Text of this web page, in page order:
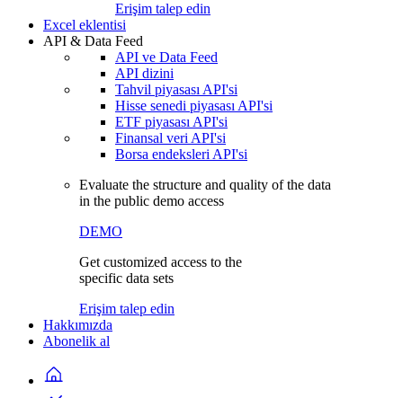
Erişim talep edin
Excel eklentisi
API & Data Feed
API ve Data Feed
API dizini
Tahvil piyasası API'si
Hisse senedi piyasası API'si
ETF piyasası API'si
Finansal veri API'si
Borsa endeksleri API'si
Evaluate the structure and quality of the data
in the public demo access
DEMO
Get customized access to the
specific data sets
Erişim talep edin
Hakkımızda
Abonelik al